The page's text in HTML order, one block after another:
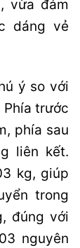
vừa đảm
dáng vẻ
ý so với
trước
phía sau
liên kết.
kg, giúp
trong
đúng với
nguyên